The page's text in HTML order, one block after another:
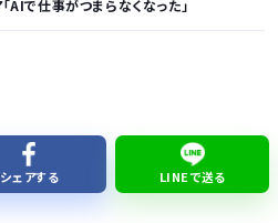
AIで仕事がつまらなくなった」
するSUVｗｗｗｗｗｗｗ
シェアする LINEで送る